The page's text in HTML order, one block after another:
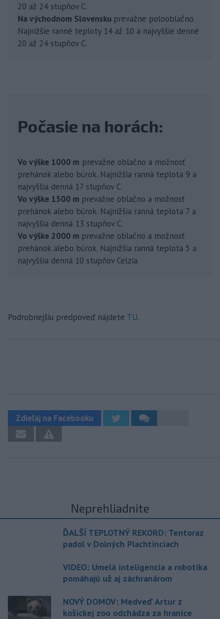
20 až 24 stupňov C.
Na východnom Slovensku prevažne polooblačno.
Najnižšie ranné teploty 14 až 10 a najvyššie denné
20 až 24 stupňov C.
Počasie na horách:
Vo výške 1000 m prevažne oblačno a možnosť
prehánok alebo búrok. Najnižšia ranná teplota 9 a
najvyššia denná 17 stupňov C.
Vo výške 1500 m prevažne oblačno a možnosť
prehánok alebo búrok. Najnižšia ranná teplota 7 a
najvyššia denná 13 stupňov C.
Vo výške 2000 m prevažne oblačno a možnosť
prehánok alebo búrok. Najnižšia ranná teplota 5 a
najvyššia denná 10 stupňov Celzia.
Podrobnejšiu predpoveď nájdete TU.
Zdieľaj na Facebooku
Neprehliadnite
ĎALŠÍ TEPLOTNÝ REKORD: Tentoraz
padol v Dolných Plachtinciach
VIDEO: Umelá inteligencia a robotika
pomáhajú už aj záchranárom
NOVÝ DOMOV: Medveď Artur z
košickej zoo odchádza za hranice